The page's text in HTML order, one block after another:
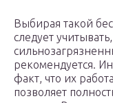
Выбирая такой
следует
рекомендуется.
факт, что их
позволяет